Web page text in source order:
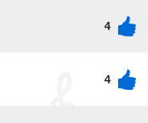
4
4